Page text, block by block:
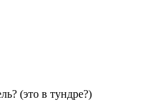
(это в тундре?)